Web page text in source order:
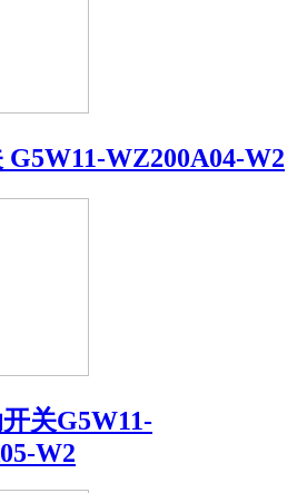
G5W11-WZ200A04-W2
关G5W11-
W2